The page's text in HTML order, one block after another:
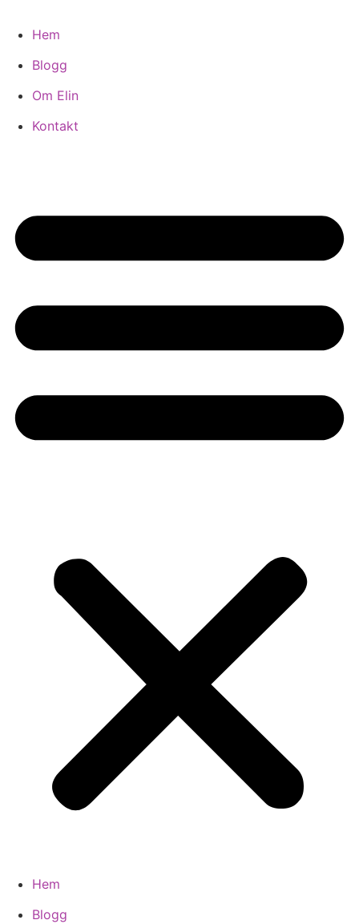
Hem
Blogg
Om Elin
Kontakt
Hem
Blogg